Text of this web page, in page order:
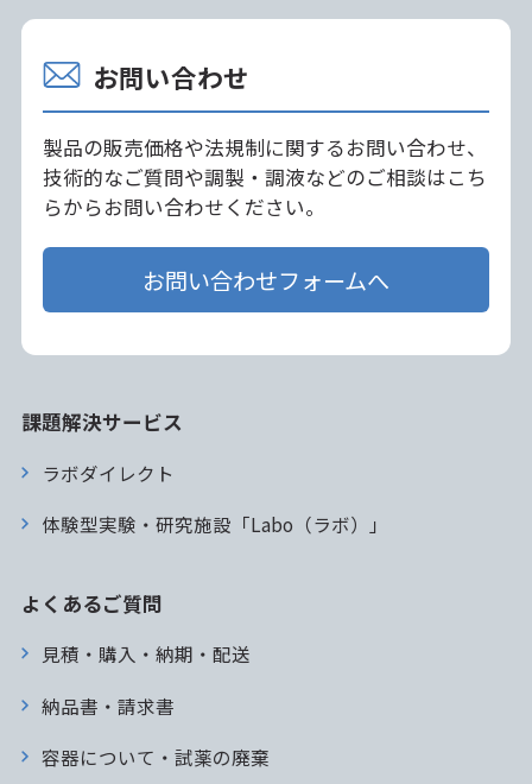
お問い合わせ
製品の販売価格や法規制に関するお問い合わせ、
技術的なご質問や調製・調液などのご相談はこち
らからお問い合わせください。
お問い合わせフォームへ
課題解決サービス
ラボダイレクト
体験型実験・研究施設「Labo（ラボ）」
よくあるご質問
見積・購入・納期・配送
納品書・請求書
容器について・試薬の廃棄